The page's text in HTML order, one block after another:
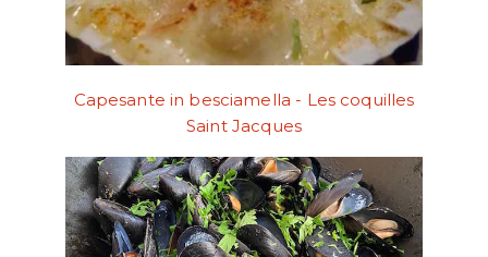
Capesante in besciamella - Les coquilles
Saint Jacques